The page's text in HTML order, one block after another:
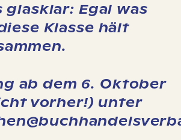
Egal was
Klasse hält
ab dem 6. Oktober
vorher!) unter